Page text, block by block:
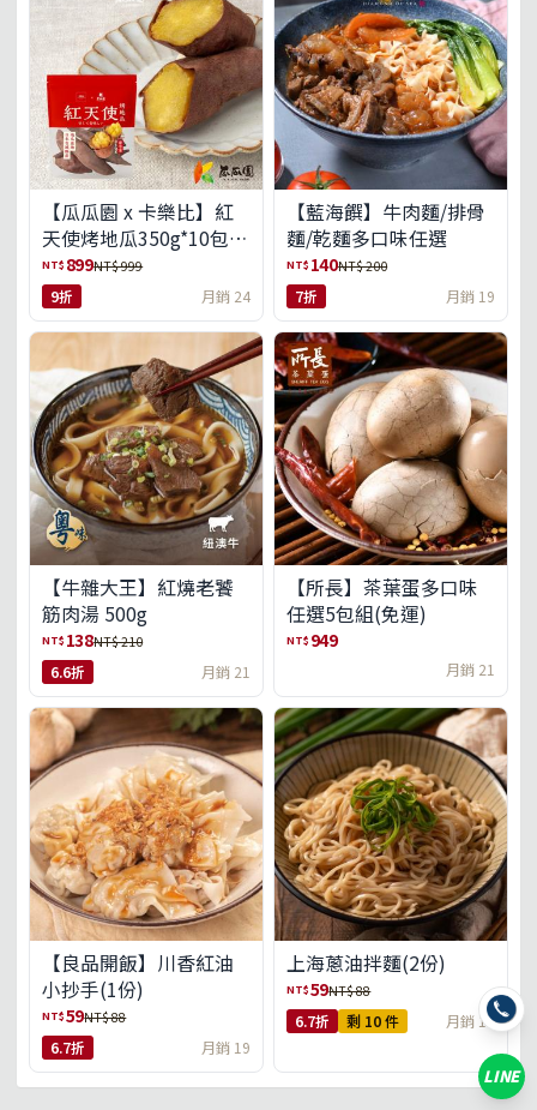
【瓜瓜園 x 卡樂比】紅
天使烤地瓜350g*10包
(免運組)
NT$ 899NT$ 999
9折 月銷 24
【藍海饌】牛肉麵/排骨
麵/乾麵多口味任選
NT$ 140NT$ 200
7折 月銷 19
【牛雜大王】紅燒老饕
筋肉湯 500g
NT$ 138NT$ 210
6.6折 月銷 21
【所長】茶葉蛋多口味
任選5包組(免運)
NT$ 949
月銷 21
【良品開飯】川香紅油
小抄手(1份)
NT$59NT$ 88
6.7折 月銷 19
上海蔥油拌麵(2份)
NT$59NT$ 88
6.7折 剩 10 件 月銷 18
LINE